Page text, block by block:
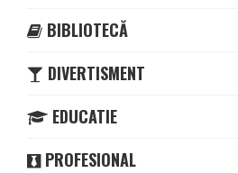
BIBLIOTECĂ
DIVERTISMENT
EDUCATIE
PROFESIONAL